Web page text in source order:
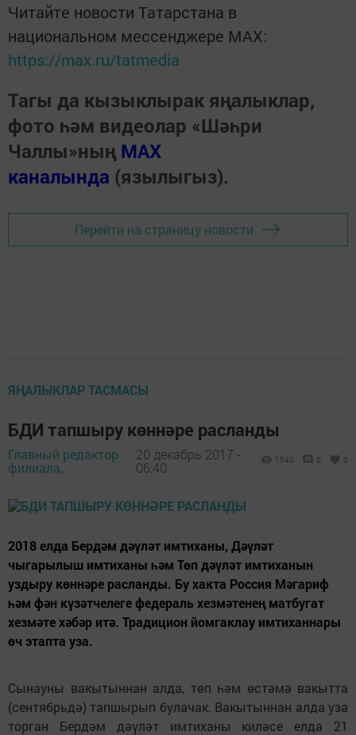
Читайте новости Татарстана в
национальном мессенджере MАХ:
https://max.ru/tatmedia
Тагы да кызыклырак яңалыклар,
фото һәм видеолар «Шәһри
Чаллы»ның MAX
каналында (язылыгыз).
Перейти на страницу новости
ЯҢАЛЫКЛАР ТАСМАСЫ
БДИ тапшыру көннәре расланды
Главный редактор
филиала,
20 декабрь 2017 -
06:40
1540 0 0
2018 елда Бердәм дәүләт имтиханы, Дәүләт
чыгарылыш имтиханы һәм Төп дәүләт имтиханын
уздыру көннәре расланды. Бу хакта Россия Мәгариф
һәм фән күзәтчелеге федераль хезмәтенең матбугат
хезмәте хәбәр итә. Традицион йомгаклау имтиханнары
өч этапта уза.
Сынауны вакытыннан алда, төп һәм өстәмә вакытта
(сентябрьдә) тапшырып булачак. Вакытыннан алда уза
торган Бердәм дәүләт имтиханы киләсе елда 21